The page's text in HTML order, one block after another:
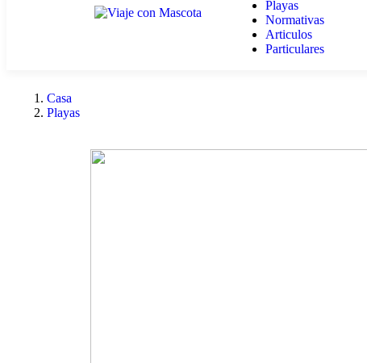
Playas
Normativas
Articulos
Particulares
Casa
Playas